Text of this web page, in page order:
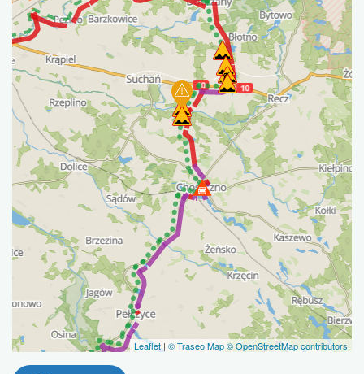
Leaflet | © Traseo Map© OpenStreetMap contributors